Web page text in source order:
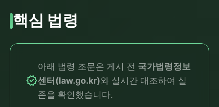
핵심 법령
verified
아래 법령 조문은 게시 전 국가법령정보
센터(law.go.kr)와 실시간 대조하여 실
존을 확인했습니다.